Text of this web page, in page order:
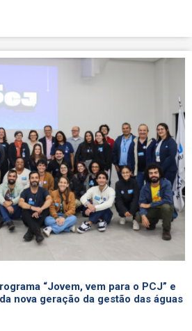
“Jovem, vem para o PCJ” e
nova geração da gestão das águas